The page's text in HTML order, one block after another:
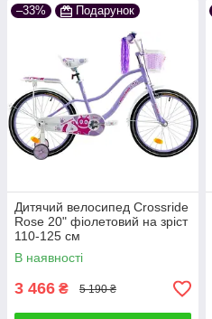
–33% Подарунок
Дитячий велосипед Crossride
Rose 20" фіолетовий на зріст
110-125 см
В наявності
3 466 ₴ 5 190 ₴